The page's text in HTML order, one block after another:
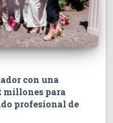
con una
millones para
profesional de